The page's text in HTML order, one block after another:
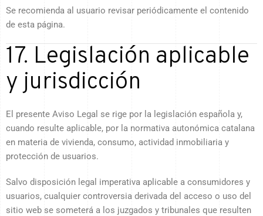
Se recomienda al usuario revisar periódicamente el contenido
de esta página.
17. Legislación aplicable
y jurisdicción
El presente Aviso Legal se rige por la legislación española y,
cuando resulte aplicable, por la normativa autonómica catalana
en materia de vivienda, consumo, actividad inmobiliaria y
protección de usuarios.
Salvo disposición legal imperativa aplicable a consumidores y
usuarios, cualquier controversia derivada del acceso o uso del
sitio web se someterá a los juzgados y tribunales que resulten